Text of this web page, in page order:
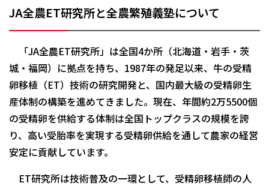
JA全農ET研究所と全農繁殖義塾について
「JA全農ET研究所」は全国4か所（北海道・岩手・茨
城・福岡）に拠点を持ち、1987年の発足以来、牛の受精
卵移植（ET）技術の研究開発と、国内最大級の受精卵生
産体制の構築を進めてきました。現在、年間約2万5500個
の受精卵を供給する体制は全国トップクラスの規模を誇
り、高い受胎率を実現する受精卵供給を通して農家の経営
安定に貢献しています。
ET研究所は技術普及の一環として、受精卵移植師の人